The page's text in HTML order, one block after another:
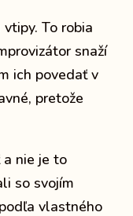
vtipy. To robia
snaží
ich povedať v
pretože
a nie je to
so svojím
vlastného